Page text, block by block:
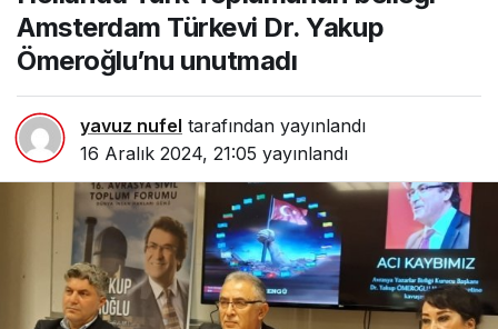
Yakup Ömeroğlu’nu
unutmadı
Amsterdam Türkevi Dr. Yakup
Ömeroğlu’nu unutmadı
yavuz nufel tarafından yayınlandı
16 Aralık 2024, 21:05 yayınlandı